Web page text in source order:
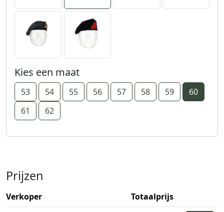
Kies een maat
53 54 55 56 57 58 59
60
61
62
Prijzen
Verkoper
Totaalprijs